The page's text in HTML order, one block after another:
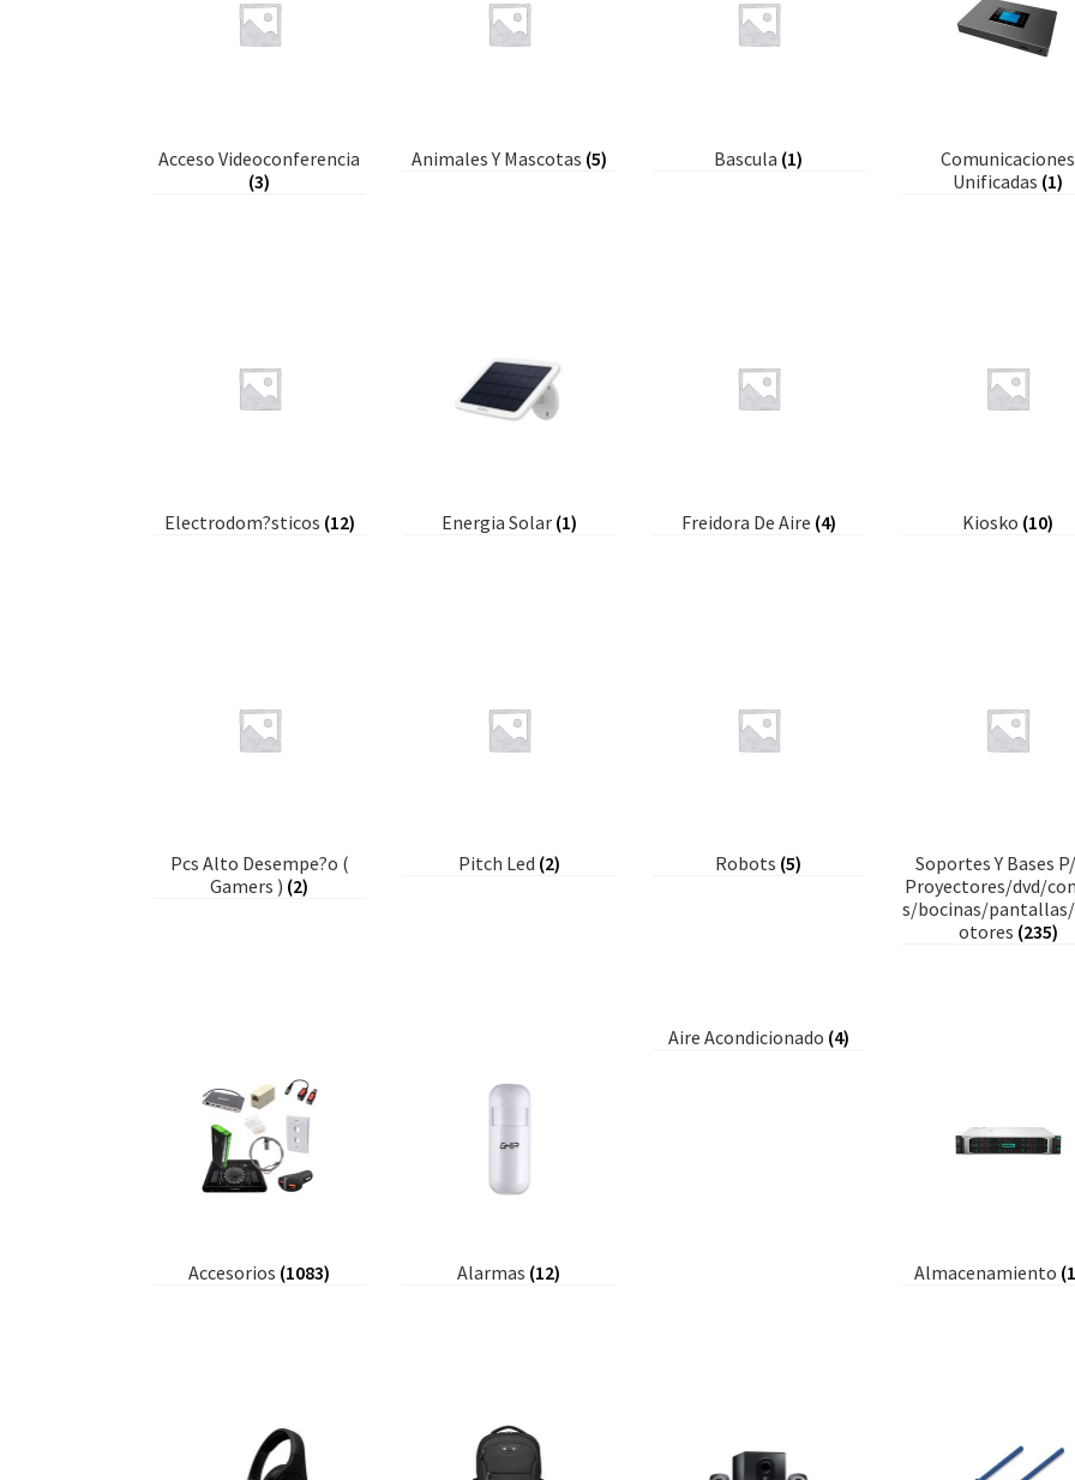
Acceso Videoconferencia
(3)
Animales Y Mascotas (5) Bascula (1)
Comunicaciones
Unificadas (1)
Electrodom?sticos (12) Energia Solar (1) Freidora De Aire (4) Kiosko (10)
Pcs Alto Desempe?o (
Gamers ) (2)
Pitch Led (2) Robots (5)
Soportes Y Bases
Proyectores/dvd/
s/bocinas/
otores (235)
Accesorios (1083) Alarmas (12)
Aire Acondicionado (4)
Almacenamiento